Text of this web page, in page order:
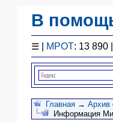
В
☰ МРОТ: 13 890 |
Законодательство
F1 - Отчетность
План счетов
Справочник
Упрощенка
Договоры
Главная → Архив
Информация